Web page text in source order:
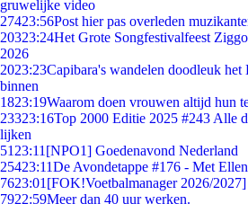
gruwelijke video
27423:56Post hier pas overleden
20323:24Het Grote Songfestivalfeest
2026
2023:23Capibara's wandelen doodleuk het
binnen
1823:19Waarom doen vrouwen altijd hun
23323:16Top 2000 Editie 2025 #243 Alle
lijken
51 23:11 [NPO1] Goedenavond Nederland
25423:11De Avondetappe #176 - Met
7623:01 [FOK!Voetbalmanager 2026/
7922:59Meer dan 40 uur werken.